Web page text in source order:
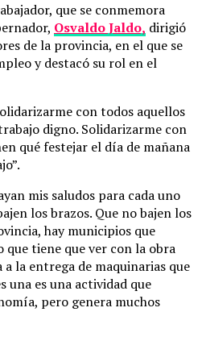
que se conmemora
Osvaldo Jaldo, dirigió
de la provincia, en el que se
y destacó su rol en el
con todos aquellos
digno. Solidarizarme con
qué festejar el día de mañana
mis saludos para cada uno
los brazos. Que no bajen los
hay municipios que
que tiene que ver con la obra
la entrega de maquinarias que
una es una actividad que
pero genera muchos